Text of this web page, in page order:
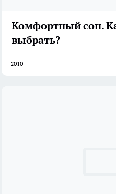
Комфортный сон.
выбрать?
2010